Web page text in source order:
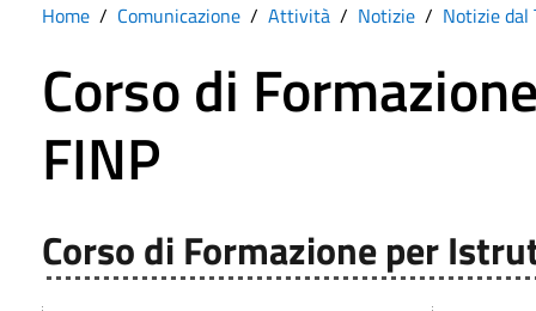
Home Comunicazione Attività Notizie Notizie
Corso di
FINP
Corso di Formazione per